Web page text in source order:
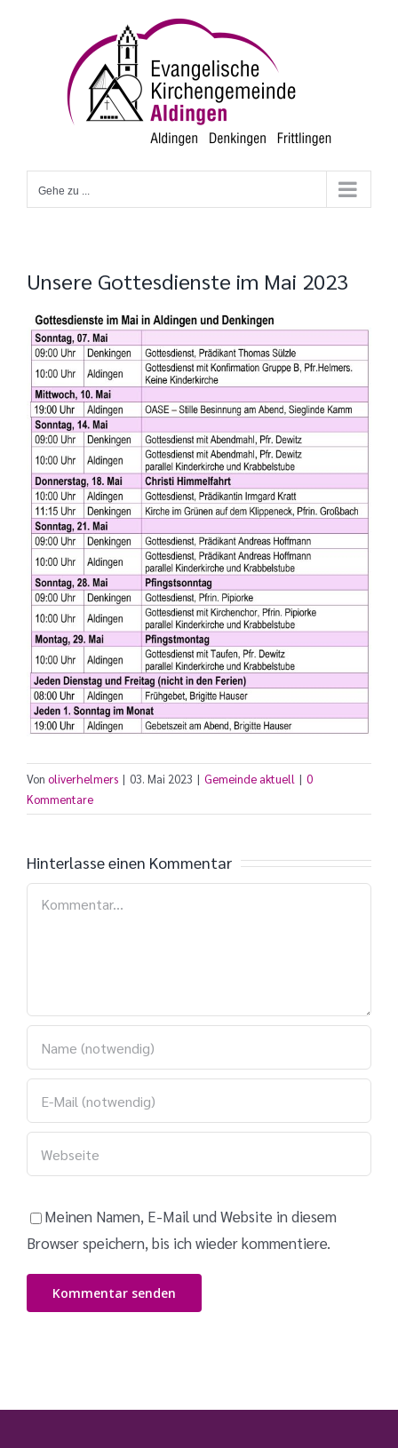
Gehe zu ...
Unsere Gottesdienste im Mai 2023
Von oliverhelmers | 03. Mai 2023 | Gemeinde aktuell | 0
Kommentare
Hinterlasse einen Kommentar
Kommentar
Meinen Namen, E-Mail und Website in diesem
Browser speichern, bis ich wieder kommentiere.